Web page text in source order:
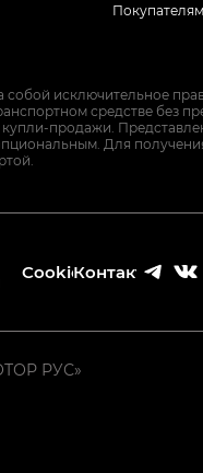
Покупателям
собой исключительное
средстве без
продажи.
Для
РУС»
CookiesКонтакты